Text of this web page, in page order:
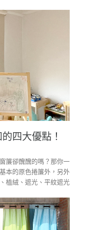
四大優點！
簾卻醜醜的嗎？那你一
本的原色捲簾外，另外
植絨、遮光、平紋遮光